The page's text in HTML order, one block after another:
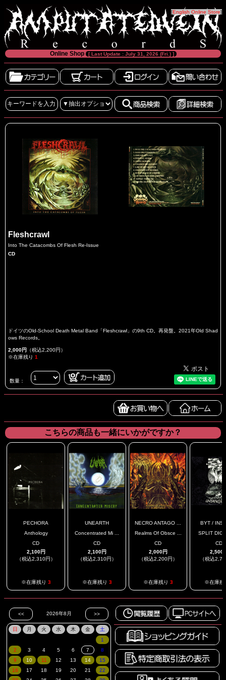
[English Online Store]
Online Shop [ Last Update : July 31, 2026 (Fri.) ]
Fleshcrawl
Into The Catacombs Of Flesh Re-Issue
CD
ドイツのOld-School Death Metal Band「Fleshcrawl」の9th CD。再発盤。2021年Old Shad
ows Records。
2,000円 （税込2,200円）
※在庫残り 1
数量：
こちらの商品も一緒にいかがですか？
PECHORA
Anthology
CD
2,100円
（税込2,310円）
※在庫残り 3
UNEARTH
Concentrated Mi ...
CD
2,100円
（税込2,310円）
※在庫残り 3
NECRO ANTAGO ...
Realms Of Obsce ...
CD
2,000円
（税込2,200円）
※在庫残り 3
BYT /
SPLIT
CD
2,500
（税込
※在庫残